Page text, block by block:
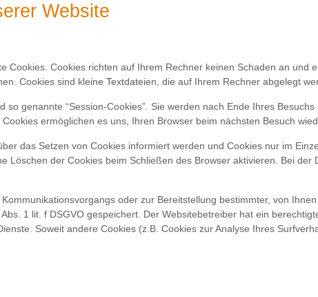
Website
Cookies. Cookies richten auf Ihrem Rechner keinen Schaden an und
Cookies sind kleine Textdateien, die auf Ihrem Rechner abgelegt
genannte “Session-Cookies”. Sie werden nach Ende Ihres
ermöglichen es uns, Ihren Browser beim nächsten Besuch
das Setzen von Cookies informiert werden und Cookies nur im
Löschen der Cookies beim Schließen des Browser aktivieren. Bei
oder zur Bereitstellung bestimmter, von
1 lit. f DSGVO gespeichert. Der Websitebetreiber hat ein
Soweit andere Cookies (z.B. Cookies zur Analyse Ihres